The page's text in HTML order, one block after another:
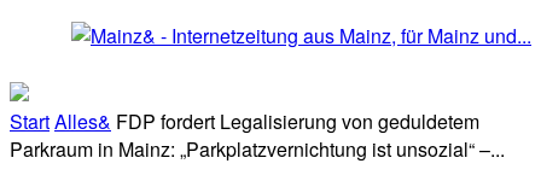
StartAlles& FDP fordert Legalisierung von geduldetem
Parkraum in Mainz: „Parkplatzvernichtung ist unsozial“ –...